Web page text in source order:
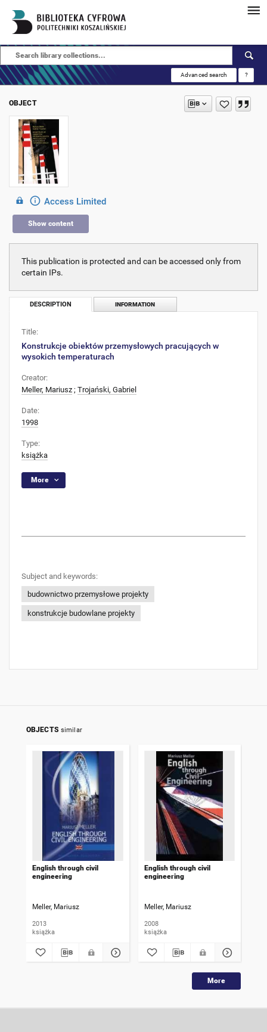
Advanced search ?
OBJECT
Access Limited
Show content
This publication is protected and can be accessed only from
certain IPs.
DESCRIPTION INFORMATION
Title:
Konstrukcje obiektów przemysłowych pracujących w
wysokich temperaturach
Creator:
Meller, Mariusz ; Trojański, Gabriel
Date:
1998
Type:
książka
More
Subject and keywords:
budownictwo przemysłowe projekty
konstrukcje budowlane projekty
OBJECTS similar
English through civil
engineering
Meller, Mariusz
2013
książka
English through civil
engineering
Meller, Mariusz
2008
książka
More